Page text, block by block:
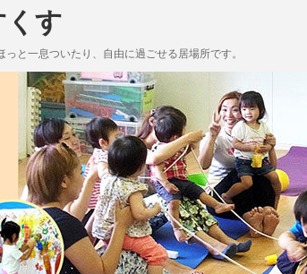
くす
と一息ついたり、自由に過ごせる居場所です。